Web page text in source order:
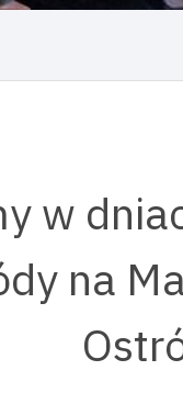
w
na